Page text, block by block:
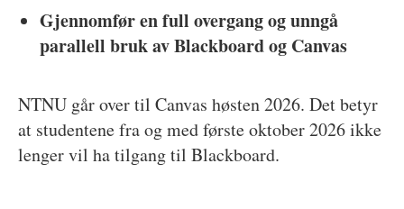
Gjennomfør en full overgang og unngå
parallell bruk av Blackboard og Canvas
NTNU går over til Canvas høsten 2026. Det betyr
at studentene fra og med første oktober 2026 ikke
lenger vil ha tilgang til Blackboard.